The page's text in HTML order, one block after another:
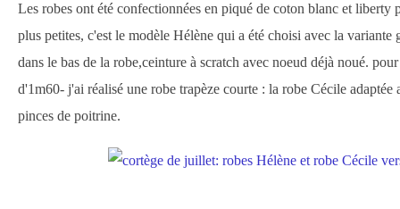
Les robes ont été confectionnées en piqué de coton blanc et liberty
plus petites, c'est le modèle Hélène qui a été choisi avec la variante
dans le bas de la robe,ceinture à scratch avec noeud déjà noué.
d'1m60- j'ai réalisé une robe trapèze courte : la robe Cécile adaptée
pinces de poitrine.